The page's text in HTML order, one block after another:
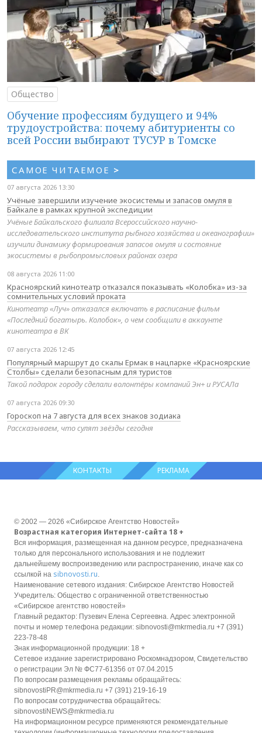
Общество
Обучение профессиям будущего и 94%
трудоустройства: почему абитуриенты со
всей России выбирают ТУСУР в Томске
САМОЕ ЧИТАЕМОЕ >
07 августа 2026 13:30
Учёные завершили изучение экосистемы и запасов омуля в
Байкале в рамках крупной экспедиции
Учёные Байкальского филиала Всероссийского научно-
исследовательского института рыбного хозяйства и океанографии»
изучили динамику формирования запасов омуля и состояние
экосистемы в рыбопромысловых районах озера
08 августа 2026 11:00
Красноярский кинотеатр отказался показывать «Колобка» из-за
сомнительных условий проката
Кинотеатр «Луч» отказался включать в расписание фильм
«Последний богатырь. Колобок», о чем сообщили в аккаунте
кинотеатра в ВК
07 августа 2026 12:45
Популярный маршрут до скалы Ермак в нацпарке «Красноярские
Столбы» сделали безопасным для туристов
Такой подарок городу сделали волонтёры компаний Эн+ и РУСАЛа
07 августа 2026 09:30
Гороскоп на 7 августа для всех знаков зодиака
Рассказываем, что сулят звёзды сегодня
КОНТАКТЫ РЕКЛАМА
© 2002 — 2026 «Сибирское Агентство Новостей»
Возрастная категория Интернет-сайта 18 +
Вся информация, размещенная на данном ресурсе, предназначена
только для персонального использования и не подлежит
дальнейшему воспроизведению или распространению, иначе как со
ссылкой на sibnovosti.ru.
Наименование сетевого издания: Сибирское Агентство Новостей
Учредитель: Общество с ограниченной ответственностью
«Сибирское агентство новостей»
Главный редактор: Пузевич Елена Сергеевна. Адрес электронной
почты и номер телефона редакции: sibnovosti@mkrmedia.ru +7 (391)
223-78-48
Знак информационной продукции: 18 +
Сетевое издание зарегистрировано Роскомнадзором, Свидетельство
о регистрации Эл № ФС77-61356 от 07.04.2015
По вопросам размещения рекламы обращайтесь:
sibnovostiPR@mkrmedia.ru +7 (391) 219-16-19
По вопросам сотрудничества обращайтесь:
sibnovostiNEWS@mkrmedia.ru
На информационном ресурсе применяются рекомендательные